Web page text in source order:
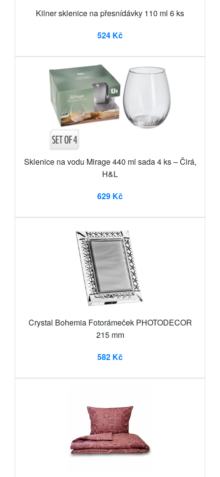
Kilner sklenice na přesnídávky 110 ml 6 ks
524 Kč
Sklenice na vodu Mirage 440 ml sada 4 ks – Čirá,
H&L
629 Kč
Crystal Bohemia Fotorámeček PHOTODECOR
215 mm
582 Kč